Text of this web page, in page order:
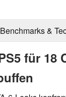
Benchmarks &
für 18